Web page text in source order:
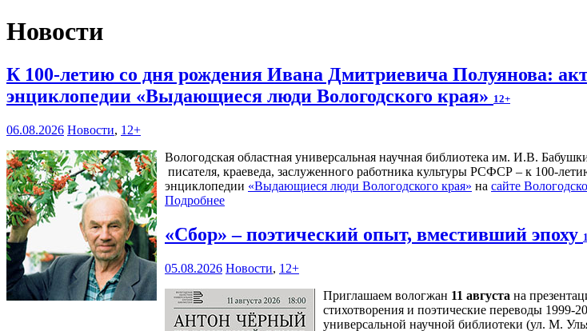
Новости
К 100‑летию со дня рождения Ивана Дмитриевича Полуянова:
энциклопедии «Выдающиеся люди Вологодского края» 12+
06.08.2026 Новости, 12+
Вологодская областная универсальная научная библиотека им. И.В.
писателя, краеведа, заслуженного работника культуры РСФСР – к
энциклопедии «Выдающиеся люди Вологодского края» на сайте
Подробнее
«Сбор» – поэтический опыт, вместивший эпоху
05.08.2026 Новости, 12+
Приглашаем вологжан 11 августа на
стихотворения и поэтические переводы 1999-
универсальной научной библиотеки (ул. М.